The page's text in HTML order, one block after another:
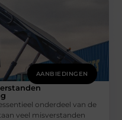
AANBIEDINGEN
onderdeel van de
veel misverstanden